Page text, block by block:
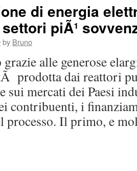
di energia
piÃ¹
by Bruno
alle generose
prodotta dai reattori
sui mercati dei Paesi
contribuenti, i
processo. Il primo, e